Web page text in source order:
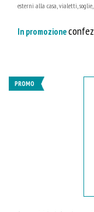
esterni alla casa, vialetti,
In promozione
PROMO